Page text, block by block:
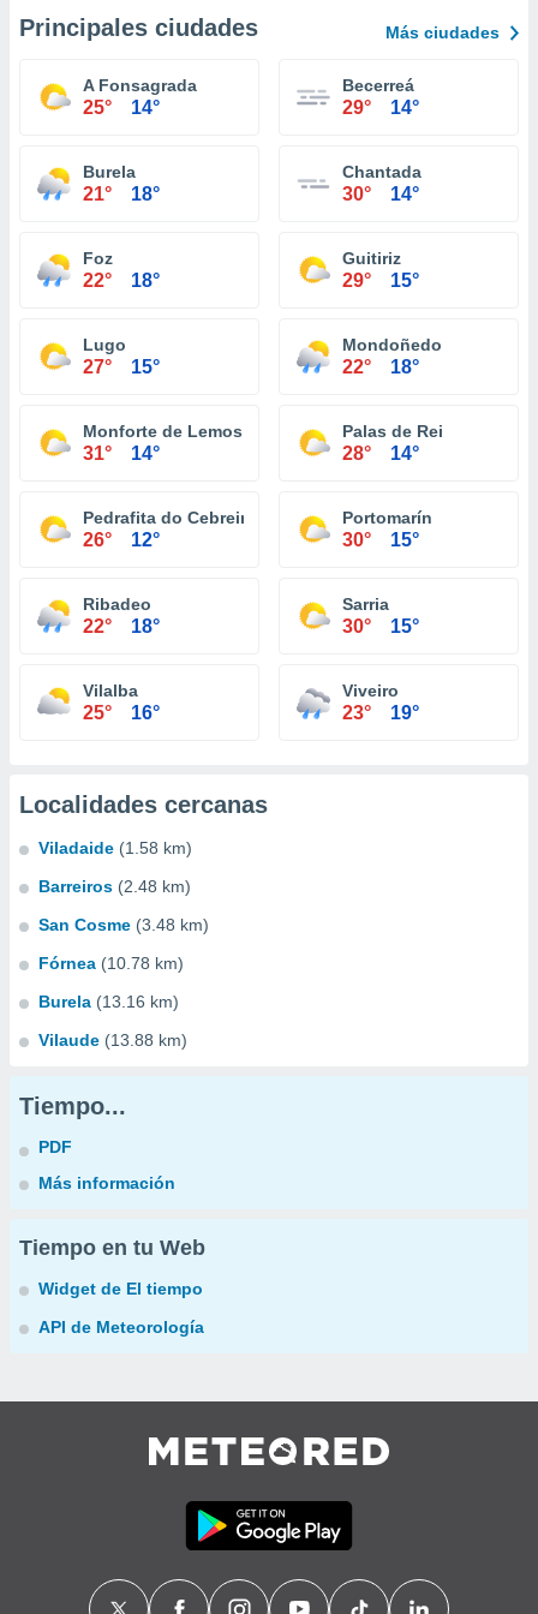
Principales ciudades Más ciudades
A Fonsagrada
25° 14°
Becerreá
29° 14°
Burela
21° 18°
Chantada
30° 14°
Foz
22° 18°
Guitiriz
29° 15°
Lugo
27° 15°
Mondoñedo
22° 18°
Monforte de Lemos
31° 14°
Palas de Rei
28° 14°
Pedrafita do Cebreiro
26° 12°
Portomarín
30° 15°
Ribadeo
22° 18°
Sarria
30° 15°
Vilalba
25° 16°
Viveiro
23° 19°
Localidades cercanas
Viladaide (1.58 km)
Barreiros (2.48 km)
San Cosme (3.48 km)
Fórnea (10.78 km)
Burela (13.16 km)
Vilaude (13.88 km)
Tiempo...
PDF
Más información
Tiempo en tu Web
Widget de El tiempo
API de Meteorología